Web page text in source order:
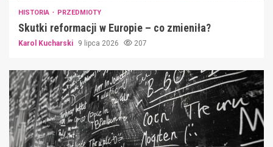
HISTORIA PRZEDMIOTY
Skutki reformacji w Europie – co zmieniła?
Karol Kucharski 9 lipca 2026 207